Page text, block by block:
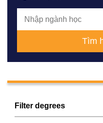
Tìm
Filter degrees